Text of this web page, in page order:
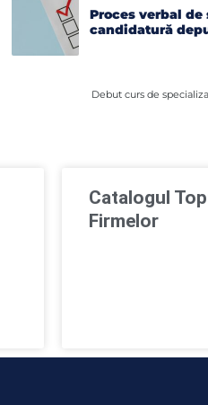
Proces verbal
candidatură
Debut curs de
Catalogul
Firmelor